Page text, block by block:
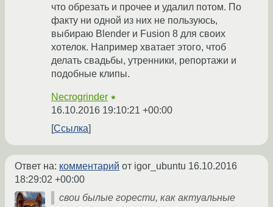
что обрезать и прочее и удалил потом. По
факту ни одной из них не пользуюсь,
выбираю Blender и Fusion 8 для своих
хотелок. Например хватает этого, чтоб
делать свадьбы, утренники, репортажи и
подобные клипы.
Necrogrinder ★
16.10.2016 19:10:21 +00:00
Ссылка
Ответ на: комментарий от igor_ubuntu 16.10.2016
18:29:02 +00:00
свои былые горести, как актуальные